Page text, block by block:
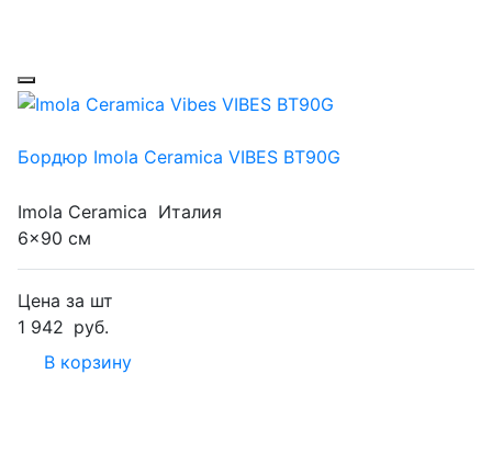
Бордюр Imola Ceramica VIBES BT90G
Imola Ceramica Италия
6x90 см
Цена за шт
1 942 руб.
В корзину